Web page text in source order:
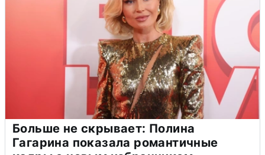
Больше не скрывает: Полина
Гагарина показала романтичные